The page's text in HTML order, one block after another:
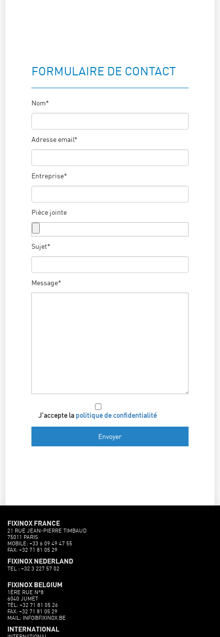
FORMULAIRE DE CONTACT
Nom*
Adresse email*
Entreprise*
Pièce jointe
Sujet*
Message*
J'accepte la politique de confidentialité
FIXINOX FRANCE
21 RUE JEAN-PIERRE TIMBAUD
75011 PARIS
MOBILE: +33 6 09 49 47 55
FAX: +32 71 81 05 29
FIXINOX NEDERLAND
TEL : +32 3 227 57 02
FIXINOX BELGIUM
1ÈRE RUE N°8
6040 JUMET
TÉL: +32 71 81 05 26
FAX: +32 71 81 05 29
MAIL: INFO@FIXINOX.BE
INTERNATIONAL